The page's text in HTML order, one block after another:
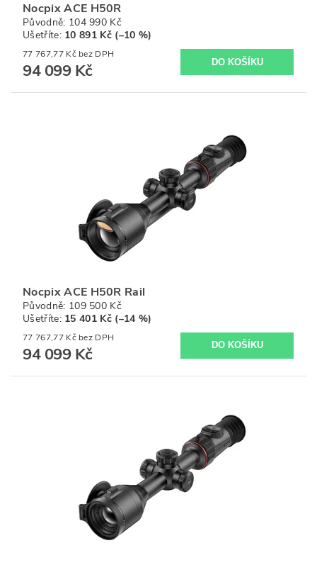
Nocpix ACE H50R
Původně: 104 990 Kč
Ušetříte: 10 891 Kč (–10 %)
77 767,77 Kč bez DPH
94 099 Kč
Nocpix ACE H50R Rail
Původně: 109 500 Kč
Ušetříte: 15 401 Kč (–14 %)
77 767,77 Kč bez DPH
94 099 Kč